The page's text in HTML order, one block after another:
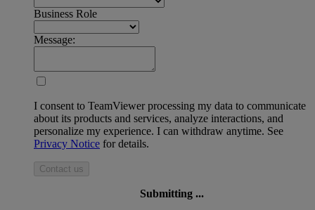
Business Role
Message:
I consent to TeamViewer processing my data to communicate
about its products and services, analyze interactions, and
personalize my experience. I can withdraw anytime. See
Privacy Notice for details.
Contact us
Submitting ...